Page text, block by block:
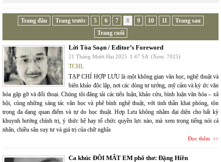
Trang đầu Trang trước 5 6 7 8 9 10 11
Trang sau
Trang cuối
Lời Tòa Soạn / Editor’s Foreword
21 Tháng Mười Hai 2025 1:47 SA (Xem: 7025)
TCHL
TẠP CHÍ HỢP LƯU là một không gian văn học, nghệ thuật và
biên khảo độc lập, nơi các dòng tư tưởng, mỹ cảm và ký ức văn
hóa gặp gỡ và đối thoại. Chúng tôi đăng tải các tiểu luận, khảo cứu, bình luận văn hóa – xã
hội, cùng những sáng tác văn học và phê bình nghệ thuật, với tinh thần khai phóng, tôn
trọng đa dạng quan điểm và tự do học thuật. Hợp Lưu không nhằm đại diện cho bất kỳ
khuynh hướng chính trị, ý thức hệ hay tổ chức quyền lực nào, mà xem trọng tiếng nói cá
nhân, chiều sâu suy tư và giá trị của chữ nghĩa
Đọc thêm
Ca khúc ĐÔI MẮT EM phổ thơ: Đặng Hiền